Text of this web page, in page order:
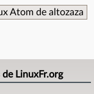
Atom de altozaza
LinuxFr.org